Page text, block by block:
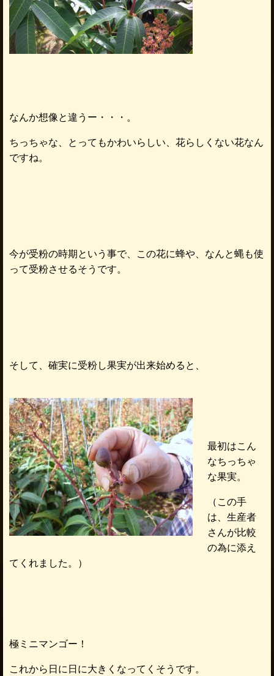
なんか想像と違うー・・・。
ちっちゃな、とってもかわいらしい、花らしくない花なん
ですね。
今が受粉の時期という事で、この花に蜂や、なんと蝿も使
って受粉させるそうです。
そして、確実に受粉し果実が出来始めると、
最初はこん
なちっちゃ
な果実。
（この手
は、生産者
さんが比較
の為に添え
てくれました。）
極ミニマンゴー！
これから日に日に大きくなってくそうです。